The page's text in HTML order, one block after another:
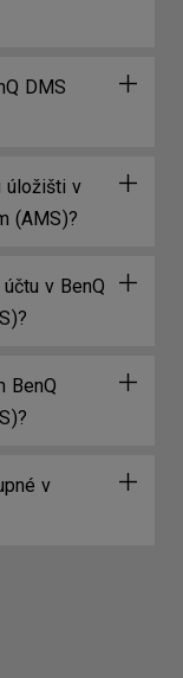
DMS
úložišti v
(AMS)?
v BenQ
BenQ
v